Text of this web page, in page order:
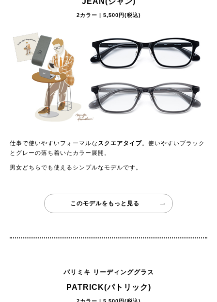
2カラー | 5,500円(税込)
仕事で使いやすいフォーマルな スクエアタイプ。使いやすいブラック
とグレーの落ち着いたカラー展開。
男女どちらでも使えるシンプルなモデルです。
このモデルをもっと見る
パリミキ リーディンググラス
PATRICK(パトリック)